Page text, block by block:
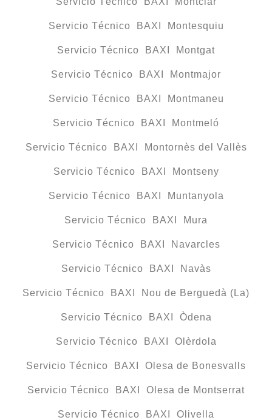
Servicio Técnico BAXI Montesquiu
Servicio Técnico BAXI Montgat
Servicio Técnico BAXI Montmajor
Servicio Técnico BAXI Montmaneu
Servicio Técnico BAXI Montmeló
Servicio Técnico BAXI Montornès del Vallès
Servicio Técnico BAXI Montseny
Servicio Técnico BAXI Muntanyola
Servicio Técnico BAXI Mura
Servicio Técnico BAXI Navarcles
Servicio Técnico BAXI Navàs
Servicio Técnico BAXI Nou de Berguedà (La)
Servicio Técnico BAXI Òdena
Servicio Técnico BAXI Olèrdola
Servicio Técnico BAXI Olesa de Bonesvalls
Servicio Técnico BAXI Olesa de Montserrat
Servicio Técnico BAXI Olivella